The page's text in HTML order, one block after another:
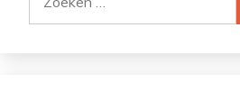
naar: